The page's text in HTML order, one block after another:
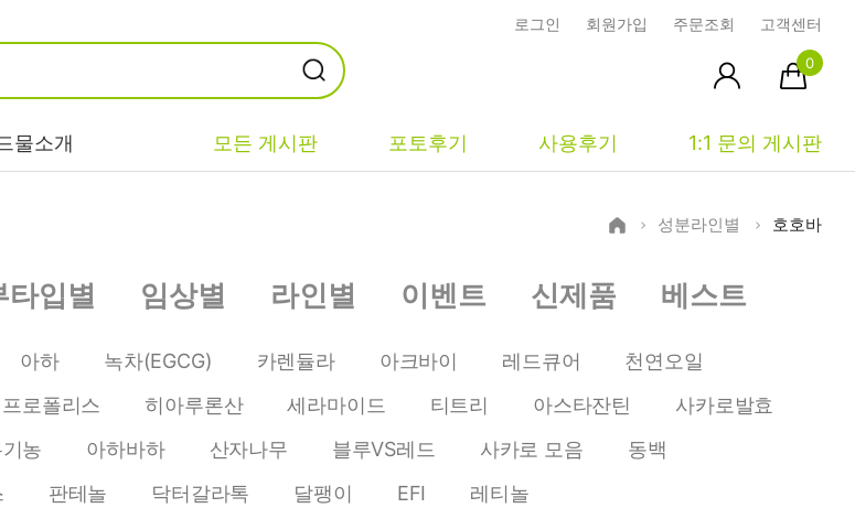
로그인 회원가입 주문조회 고객센터
0
물소개 모든 게시판 포토후기 사용후기 1:1 문의 게시판
트러블/시카
민감/건조/속당
미백/화이트닝/
흔적
안티에이징/주
름/탄력
EGF/FGF/IGF
콜라겐
히알루론산
병풀/센텔라
판테놀
중성
지성
복합성
민감성
시사모
상품문의
시드물통신
전 어떻게 써요?
장바구니
최근본상품
성분라인별 호호바
타입별 임상별 라인별 이벤트 신제품 베스트
아하 녹차(EGCG) 카렌듈라 아크바이 레드큐어
천연오일
프로폴리스 히아루론산 세라마이드 티트리 아스타잔틴
사카로발효
농 아하바하 산자나무 블루VS레드 사카로 모음
동백
판테놀 닥터갈라톡 달팽이 EFI 레티놀